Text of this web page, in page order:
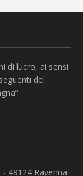
di lucro, ai sensi
del
48124 Ravenna